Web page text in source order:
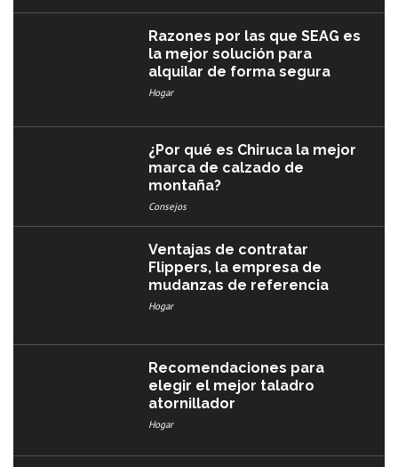
Razones por las que SEAG es
la mejor solución para
alquilar de forma segura
Hogar
¿Por qué es Chiruca la mejor
marca de calzado de
montaña?
Consejos
Ventajas de contratar
Flippers, la empresa de
mudanzas de referencia
Hogar
Recomendaciones para
elegir el mejor taladro
atornillador
Hogar